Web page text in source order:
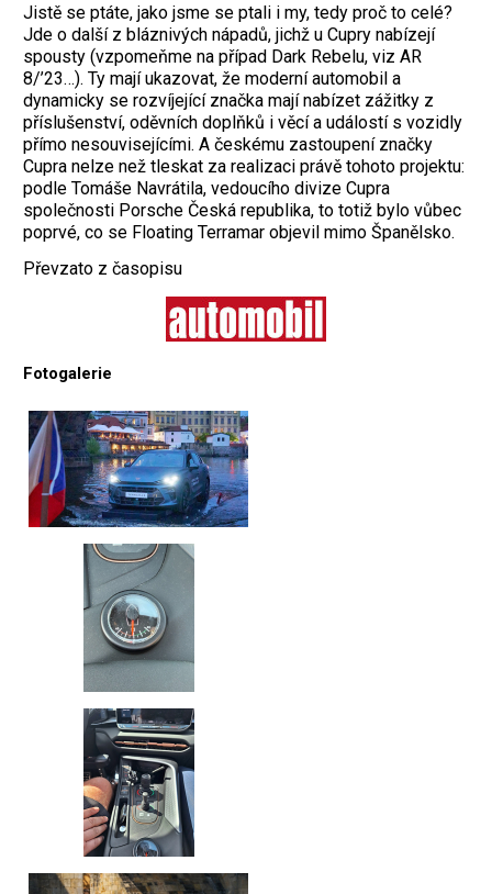
Jistě se ptáte, jako jsme se ptali i my, tedy proč to celé?
Jde o další z bláznivých nápadů, jichž u Cupry nabízejí
spousty (vzpomeňme na případ Dark Rebelu, viz AR
8/’23…). Ty mají ukazovat, že moderní automobil a
dynamicky se rozvíjející značka mají nabízet zážitky z
příslušenství, oděvních doplňků i věcí a událostí s vozidly
přímo nesouvisejícími. A českému zastoupení značky
Cupra nelze než tleskat za realizaci právě tohoto projektu:
podle Tomáše Navrátila, vedoucího divize Cupra
společnosti Porsche Česká republika, to totiž bylo vůbec
poprvé, co se Floating Terramar objevil mimo Španělsko.
Převzato z časopisu
Fotogalerie